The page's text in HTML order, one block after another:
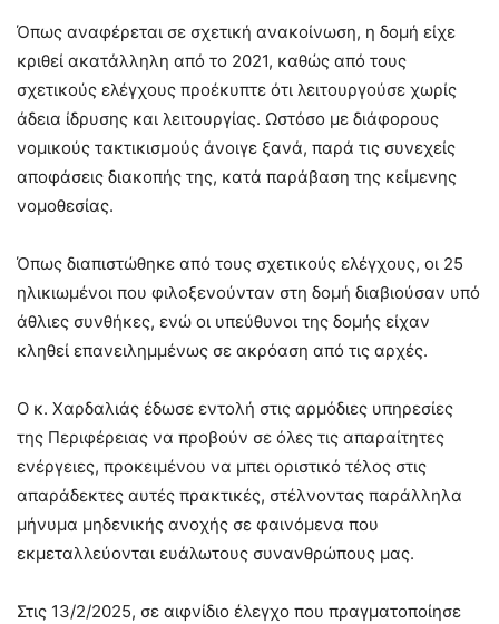
Όπως αναφέρεται σε σχετική ανακοίνωση, η δομή είχε
κριθεί ακατάλληλη από το 2021, καθώς από τους
σχετικούς ελέγχους προέκυπτε ότι λειτουργούσε χωρίς
άδεια ίδρυσης και λειτουργίας. Ωστόσο με διάφορους
νομικούς τακτικισμούς άνοιγε ξανά, παρά τις συνεχείς
αποφάσεις διακοπής της, κατά παράβαση της κείμενης
νομοθεσίας.
Όπως διαπιστώθηκε από τους σχετικούς ελέγχους, οι 25
ηλικιωμένοι που φιλοξενούνταν στη δομή διαβιούσαν υπό
άθλιες συνθήκες, ενώ οι υπεύθυνοι της δομής είχαν
κληθεί επανειλημμένως σε ακρόαση από τις αρχές.
Ο κ. Χαρδαλιάς έδωσε εντολή στις αρμόδιες υπηρεσίες
της Περιφέρειας να προβούν σε όλες τις απαραίτητες
ενέργειες, προκειμένου να μπει οριστικό τέλος στις
απαράδεκτες αυτές πρακτικές, στέλνοντας παράλληλα
μήνυμα μηδενικής ανοχής σε φαινόμενα που
εκμεταλλεύονται ευάλωτους συνανθρώπους μας.
Στις 13/2/2025, σε αιφνίδιο έλεγχο που πραγματοποίησε